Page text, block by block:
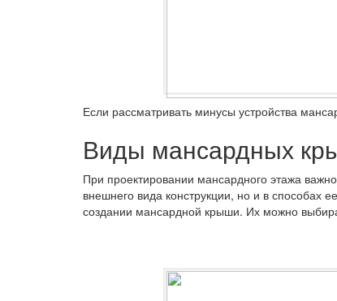
Если рассматривать минусы устройства
Виды мансардных
При проектировании мансардного этажа
внешнего вида конструкции, но и в способах
создании мансардной крыши. Их можно